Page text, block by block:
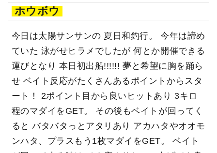
ホウボウ
今日は太陽サンサンの 夏日和釣行。 今年は諦め
ていた 泳がせヒラメでしたが 何とか開催できる
運びとなり 本日初出船!!!!!! 夢と希望に胸を踊ら
せ ベイト反応がたくさんあるポイントからスタ
ート！ 2ポイント目から良いヒットあり 3キロ
程のマダイをGET。 その後もベイトが回ってく
ると バタバタっとアタリあり アカハタやオオモ
ンハタ、プラスもう1枚マダイをGET。 ベイト